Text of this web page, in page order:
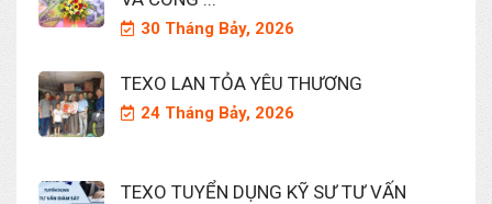
30 Tháng Bảy, 2026
TEXO LAN TỎA YÊU THƯƠNG
24 Tháng Bảy, 2026
TEXO TUYỂN DỤNG KỸ SƯ TƯ VẤN